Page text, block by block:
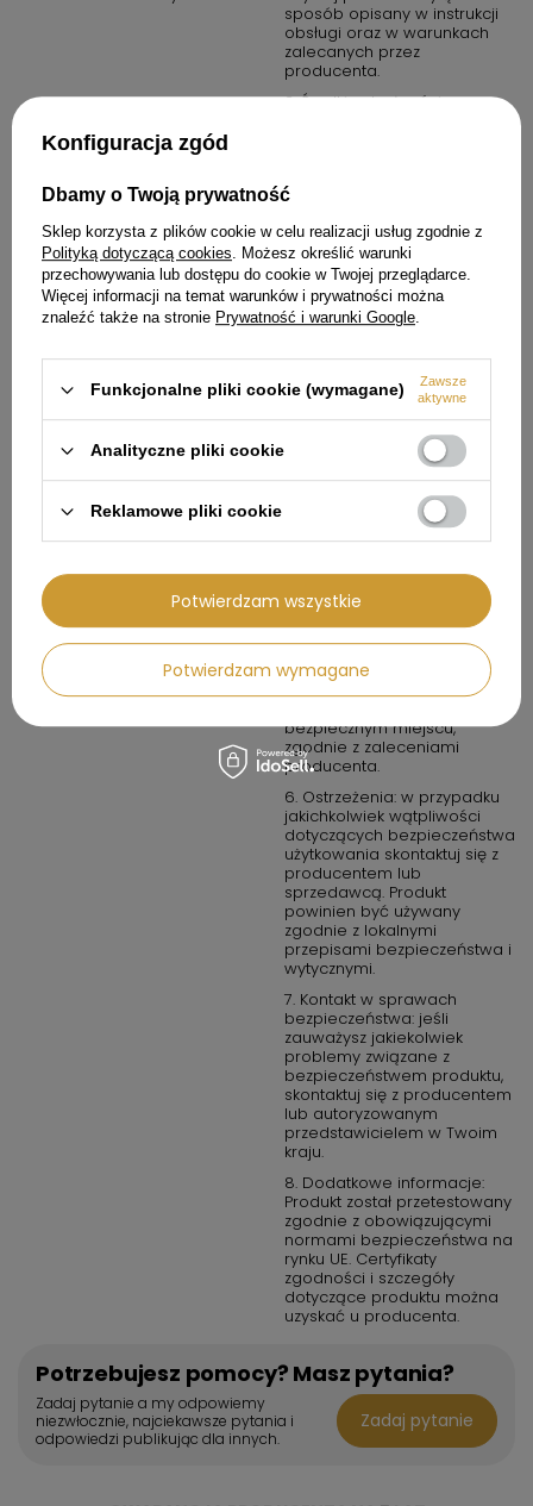
sposób opisany w instrukcji
obsługi oraz w warunkach
zalecanych przez
producenta.
2. Środki ostrożności: zawsze
przechowywać go poza
instrukcja stanowi inaczej.
3. W przypadku produktów
elektrycznych: upewnij się, że
urządzenie jest podłączone
do prawidłowego źródła
urządzenia w wilgotnych
warunkach, chyba że jest to
produkt oznaczony jako
wodoodporny.
4. W przypadku produktów
potencjalnie
niebezpiecznych: przechowuj
w miejscach dobrze
wentylowanych i z dala od
5. Konserwacja i
przechowywanie: regularnie
sprawdzaj produkt pod
kątem zużycia lub uszkodzeń.
Nie używaj produktu, jeśli jest
bezpiecznym miejscu,
zgodnie z zaleceniami
producenta.
6. Ostrzeżenia: w przypadku
jakichkolwiek wątpliwości
dotyczących bezpieczeństwa
użytkowania skontaktuj się z
producentem lub
sprzedawcą. Produkt
powinien być używany
zgodnie z lokalnymi
przepisami bezpieczeństwa i
wytycznymi.
7. Kontakt w sprawach
bezpieczeństwa: jeśli
zauważysz jakiekolwiek
problemy związane z
bezpieczeństwem produktu,
skontaktuj się z producentem
lub autoryzowanym
przedstawicielem w Twoim
kraju.
8. Dodatkowe informacje:
Produkt został przetestowany
zgodnie z obowiązującymi
normami bezpieczeństwa na
rynku UE. Certyfikaty
zgodności i szczegóły
dotyczące produktu można
uzyskać u producenta.
Potrzebujesz pomocy? Masz pytania?
Zadaj pytanie a my odpowiemy
niezwłocznie, najciekawsze pytania i
odpowiedzi publikując dla innych.
Zadaj pytanie
Konfiguracja zgód
Dbamy o Twoją prywatność
Sklep korzysta z plików cookie w celu realizacji usług zgodnie z
Polityką dotyczącą cookies. Możesz określić warunki
przechowywania lub dostępu do cookie w Twojej przeglądarce.
Więcej informacji na temat warunków i prywatności można
znaleźć także na stronie Prywatność i warunki Google.
Funkcjonalne pliki cookie (wymagane)
Zawsze
aktywne
Analityczne pliki cookie
Reklamowe pliki cookie
Potwierdzam wymagane
Potwierdzam wszystkie